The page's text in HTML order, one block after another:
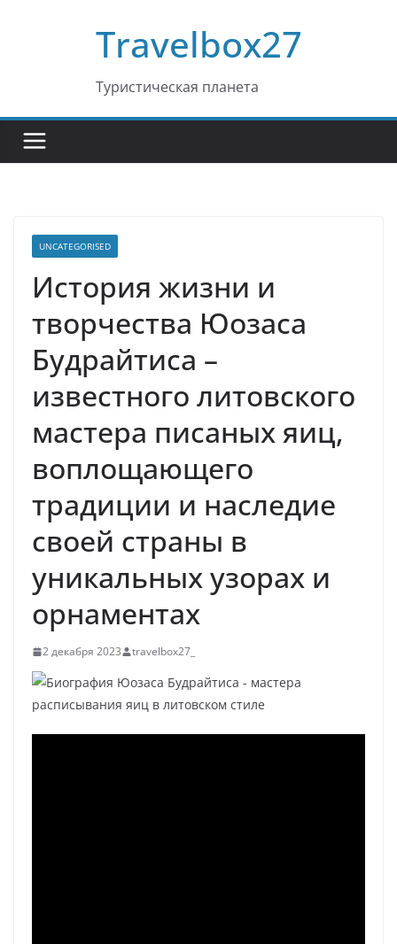
Travelbox27
Туристическая планета
UNCATEGORISED
История жизни и
творчества Юозаса
Будрайтиса –
известного литовского
мастера писаных яиц,
воплощающего
традиции и наследие
своей страны в
уникальных узорах и
орнаментах
2 декабря 2023 travelbox27_